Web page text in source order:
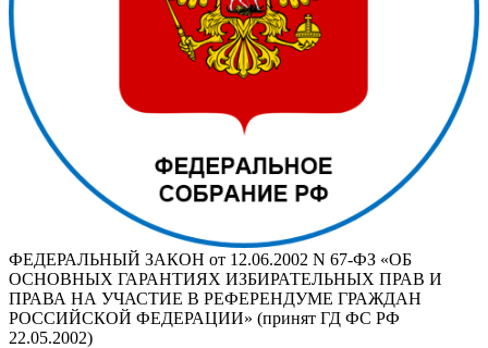
ФЕДЕРАЛЬНЫЙ ЗАКОН от 12.06.2002 N 67-ФЗ «ОБ
ОСНОВНЫХ ГАРАНТИЯХ ИЗБИРАТЕЛЬНЫХ ПРАВ И
ПРАВА НА УЧАСТИЕ В РЕФЕРЕНДУМЕ ГРАЖДАН
РОССИЙСКОЙ ФЕДЕРАЦИИ» (принят ГД ФС РФ
22.05.2002)